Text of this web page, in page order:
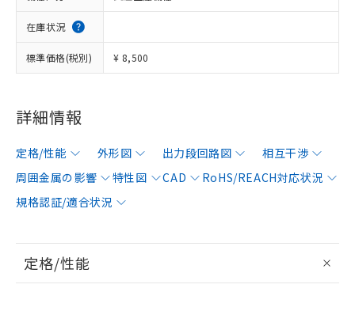
在庫状況
標準価格(税別) ¥ 8,500
詳細情報
定格/性能 外形図 出力段回路図
相互干渉
周囲金属の影響
特性図 CAD
RoHS/REACH対応状況
規格認証/適合状況
定格/性能